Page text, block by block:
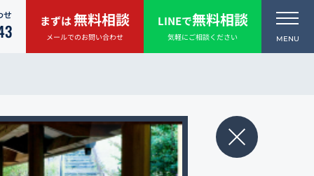
せ まずは無料相談
メールでのお問い合わせ
LINEで無料相談
気軽にご相談ください